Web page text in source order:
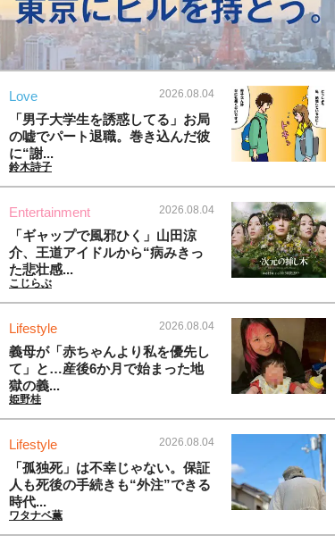
Love 2026.08.04
「男子大学生を誘惑してる」お局
の嘘でパート退職。巻き込んだ彼
に“謝...
鈴木詩子
Entertainment 2026.08.04
「ギャップで風邪ひく」山田涼
介、王道アイドルから“病みきっ
た悲壮感...
こじらぶ
Lifestyle 2026.08.04
義母が「赤ちゃんより私を優先し
て」と…産後6か月で始まった地
獄の義...
姫野桂
Lifestyle 2026.08.04
「孤独死」は不幸じゃない。保証
人も死後の手続きも“外注”できる
時代...
ワタナベ薫